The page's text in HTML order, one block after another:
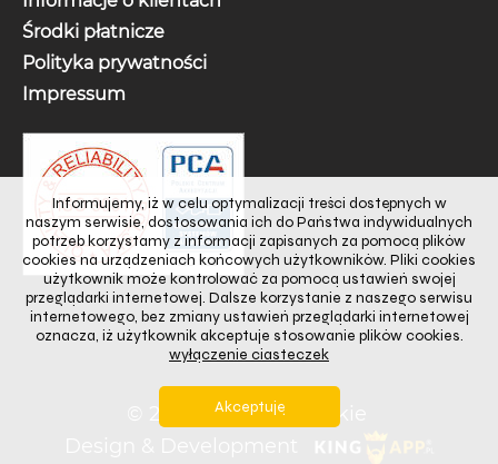
Środki płatnicze
Polityka prywatności
Impressum
Prawo autorskie
Informujemy, iż w celu optymalizacji treści dostępnych w
naszym serwisie, dostosowania ich do Państwa indywidualnych
potrzeb korzystamy z informacji zapisanych za pomocą plików
cookies na urządzeniach końcowych użytkowników. Pliki cookies
użytkownik może kontrolować za pomocą ustawień swojej
przeglądarki internetowej. Dalsze korzystanie z naszego serwisu
internetowego, bez zmiany ustawień przeglądarki internetowej
oznacza, iż użytkownik akceptuje stosowanie plików cookies.
wyłączenie ciasteczek
Akceptuję